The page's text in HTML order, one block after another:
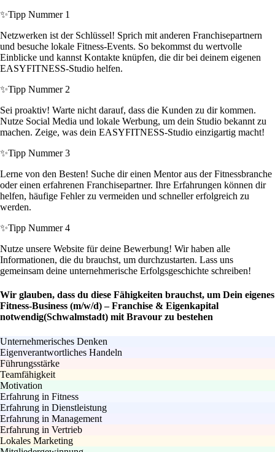
✨Tipp Nummer 1
Netzwerken ist der Schlüssel! Sprich mit anderen Franchisepartnern
und besuche lokale Fitness-Events. So bekommst du wertvolle
Einblicke und kannst Kontakte knüpfen, die dir bei deinem eigenen
EASYFITNESS-Studio helfen.
✨Tipp Nummer 2
Sei proaktiv! Warte nicht darauf, dass die Kunden zu dir kommen.
Nutze Social Media und lokale Werbung, um dein Studio bekannt zu
machen. Zeige, was dein EASYFITNESS-Studio einzigartig macht!
✨Tipp Nummer 3
Lerne von den Besten! Suche dir einen Mentor aus der Fitnessbranche
oder einen erfahrenen Franchisepartner. Ihre Erfahrungen können dir
helfen, häufige Fehler zu vermeiden und schneller erfolgreich zu
werden.
✨Tipp Nummer 4
Nutze unsere Website für deine Bewerbung! Wir haben alle
Informationen, die du brauchst, um durchzustarten. Lass uns
gemeinsam deine unternehmerische Erfolgsgeschichte schreiben!
Wir glauben, dass du diese Fähigkeiten brauchst, um Dein eigenes
Fitness-Business (m/w/d) – Franchise & Eigenkapital
notwendig(Schwalmstadt) mit Bravour zu bestehen
Unternehmerisches Denken
Eigenverantwortliches Handeln
Führungsstärke
Teamfähigkeit
Motivation
Erfahrung in Fitness
Erfahrung in Dienstleistung
Erfahrung in Management
Erfahrung in Vertrieb
Lokales Marketing